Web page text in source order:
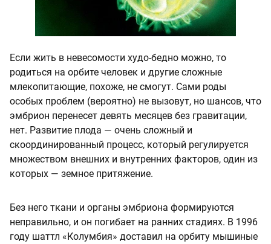
Если жить в невесомости худо-бедно можно, то
родиться на орбите человек и другие сложные
млекопитающие, похоже, не смогут. Сами роды
особых проблем (вероятно) не вызовут, но шансов, что
эмбрион перенесет девять месяцев без гравитации,
нет. Развитие плода — очень сложный и
скоординированный процесс, который регулируется
множеством внешних и внутренних факторов, один из
которых — земное притяжение.
Без него ткани и органы эмбриона формируются
неправильно, и он погибает на ранних стадиях. В 1996
году шаттл «Колумбия» доставил на орбиту мышиные